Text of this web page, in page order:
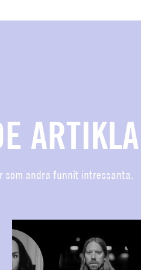
som andra funnit intressanta.